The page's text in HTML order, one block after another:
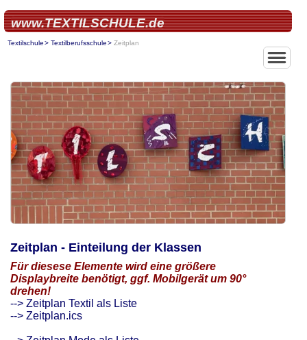
www.TEXTILSCHULE.de
Textilschule Textilberufsschule Zeitplan
Zeitplan - Einteilung der Klassen
Für diesese Elemente wird eine größere
Displaybreite benötigt, ggf. Mobilgerät um 90°
drehen!
--> Zeitplan Textil als Liste
--> Zeitplan.ics
Home
Über uns
Modeschule